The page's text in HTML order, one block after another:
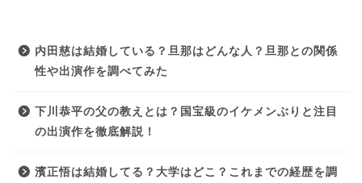
内田慈は結婚している？旦那はどんな人？旦那との関係
性や出演作を調べてみた
下川恭平の父の教えとは？国宝級のイケメンぶりと注目
の出演作を徹底解説！
濱正悟は結婚してる？大学はどこ？これまでの経歴を調